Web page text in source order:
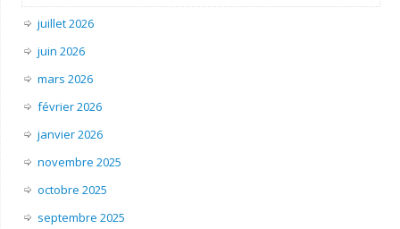
juillet 2026
juin 2026
mars 2026
février 2026
janvier 2026
novembre 2025
octobre 2025
septembre 2025